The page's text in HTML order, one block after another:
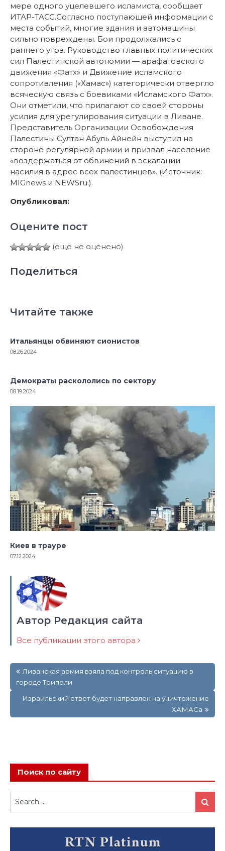
мере одного уцелевшего исламиста, сообщает
ИТАР-ТАСС.Согласно поступающей информации с
места событий, многие здания и автомашины
сильно повреждены. Бои продолжались с
раннего утра. Руководство главных политических
сил Палестинской автономии — арафатовского
движения «Фатх» и Движение исламского
сопротивления («Хамас») категорически отвергло
всяческую связь с боевиками «Исламского Фатх».
Они отметили, что прилагают со своей стороны
усилия для урегулирования ситуации в Ливане.
Представитель Организации Освобождения
Палестины Султан Абуль Айнейн выступил на
стороне регулярной армии и призвал население
«воздержаться от обвинений в эскалации
насилия в адрес всех палестинцев». (Источник:
MIGnews и NEWSru.).
Опубликовал:
Оцените пост
(ещё не оценено)
Поделиться
Читайте также
Итальянцы обвиняют сионистов
08.26.2024
Демократы раскололись по сектору
08.19.2024
Киев в трауре
07.12.2024
Автор Редакция сайта
Все публикации этого автора
по
записям
Ливанская армия взяла под контроль ситуацию в
городе Триполи
Израильский ответ будет направлен на уничтожение
ХАМАСа
Поиск по сайту
Search
for:
Search